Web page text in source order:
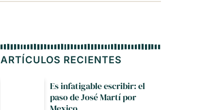
ARTÍCULOS RECIENTES
Es infatigable escribir: el
paso de José Martí por